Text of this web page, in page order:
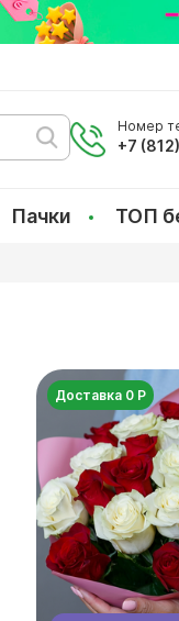
Номер
+7
Пачки ТОП
Доставка 0 Р